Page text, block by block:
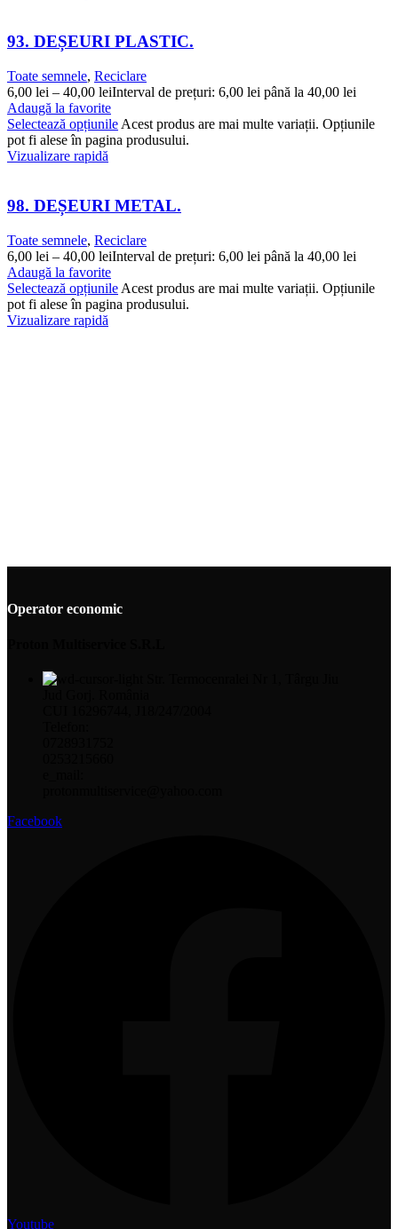
93. DEȘEURI PLASTIC.
Toate semnele, Reciclare
6,00 lei – 40,00 leiInterval de prețuri: 6,00 lei până la 40,00 lei
Adaugă la favorite
Selectează opțiunile Acest produs are mai multe variații. Opțiunile
pot fi alese în pagina produsului.
Vizualizare rapidă
98. DEȘEURI METAL.
Toate semnele, Reciclare
6,00 lei – 40,00 leiInterval de prețuri: 6,00 lei până la 40,00 lei
Adaugă la favorite
Selectează opțiunile Acest produs are mai multe variații. Opțiunile
pot fi alese în pagina produsului.
Vizualizare rapidă
Operator economic
Facebook
Youtube